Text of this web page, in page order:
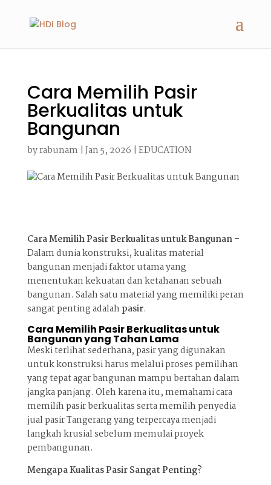
Cara Memilih Pasir
Berkualitas untuk
Bangunan
byrabunam |Jan 5, 2026 | EDUCATION
Cara Memilih Pasir Berkualitas untuk Bangunan –
Dalam dunia konstruksi, kualitas material
bangunan menjadi faktor utama yang
menentukan kekuatan dan ketahanan sebuah
bangunan. Salah satu material yang memiliki peran
sangat penting adalah pasir.
Cara Memilih Pasir Berkualitas untuk
Bangunan yang Tahan Lama
Meski terlihat sederhana, pasir yang digunakan
untuk konstruksi harus melalui proses pemilihan
yang tepat agar bangunan mampu bertahan dalam
jangka panjang. Oleh karena itu, memahami cara
memilih pasir berkualitas serta memilih penyedia
jual pasir Tangerang yang terpercaya menjadi
langkah krusial sebelum memulai proyek
pembangunan.
Mengapa Kualitas Pasir Sangat Penting?